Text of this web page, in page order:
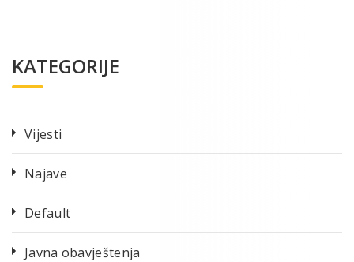
KATEGORIJE
Vijesti
Najave
Default
Javna obavještenja